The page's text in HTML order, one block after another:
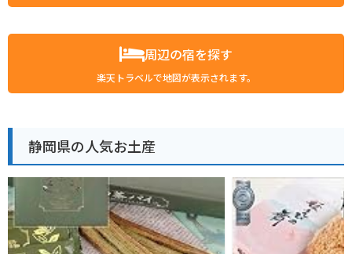
周辺の宿を探す
楽天トラベルで地図が表示されます。
静岡県の人気お土産